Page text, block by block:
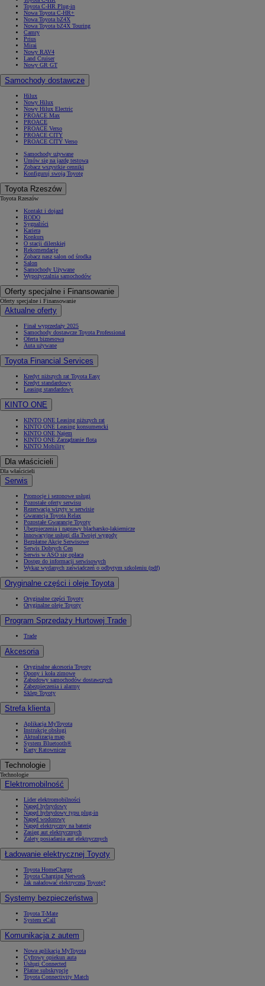
Toyota C-HR Plug-in
Nowa Toyota C-HR+
Nowa Toyota bZ4X
Nowa Toyota bZ4X Touring
Camry
Prius
Mirai
Nowy RAV4
Land Cruiser
Nowy GR GT
Samochody dostawcze
Hilux
Nowy Hilux
Nowy Hilux Electric
PROACE Max
PROACE
PROACE Verso
PROACE CITY
PROACE CITY Verso
Samochody używane
Umów się na jazdę testową
Zobacz wszystkie cenniki
Konfiguruj swoją Toyotę
Toyota Rzeszów
Toyota Rzeszów
Kontakt i dojazd
RODO
Sygnaliści
Kariera
Konkurs
O stacji dilerskiej
Rekomendacje
Zobacz nasz salon od środka
Salon
Samochody Używane
Wypożyczalnia samochodów
Oferty specjalne i Finansowanie
Oferty specjalne i Finansowanie
Aktualne oferty
Finał wyprzedaży 2025
Samochody dostawcze Toyota Professional
Oferta biznesowa
Auta używane
Toyota Financial Services
Kredyt niższych rat Toyota Easy
Kredyt standardowy
Leasing standardowy
KINTO ONE
KINTO ONE Leasing niższych rat
KINTO ONE Leasing konsumencki
KINTO ONE Najem
KINTO ONE Zarządzanie flotą
KINTO Mobility
Dla właścicieli
Dla właścicieli
Serwis
Promocje i sezonowe usługi
Pozostałe oferty serwisu
Rezerwacja wizyty w serwisie
Gwarancja Toyota Relax
Pozostałe Gwarancje Toyoty
Ubezpieczenia i naprawy blacharsko-lakiernicze
Innowacyjne usługi dla Twojej wygody
Bezpłatne Akcje Serwisowe
Serwis Dobrych Cen
Serwis w ASO się opłaca
Dostęp do informacji serwisowych
Wykaz wydanych zaświadczeń o odbytym szkoleniu (pdf)
Oryginalne części i oleje Toyota
Oryginalne części Toyoty
Oryginalne oleje Toyoty
Program Sprzedaży Hurtowej Trade
Trade
Akcesoria
Oryginalne akcesoria Toyoty
Opony i koła zimowe
Zabudowy samochodów dostawczych
Zabezpieczenia i alarmy
Sklep Toyoty
Strefa klienta
Aplikacja MyToyota
Instrukcje obsługi
Aktualizacja map
System Bluetooth®
Karty Ratownicze
Technologie
Technologie
Elektromobilność
Lider elektromobilności
Napęd hybrydowy
Napęd hybrydowy typu plug-in
Napęd wodorowy
Napęd elektryczny na baterię
Zasięg aut elektrycznych
Zalety posiadania aut elektrycznych
Ładowanie elektrycznej Toyoty
Toyota HomeCharge
Toyota Charging Network
Jak naładować elektryczną Toyotę?
Systemy bezpieczeństwa
Toyota T-Mate
System eCall
Komunikacja z autem
Nowa aplikacja MyToyota
Cyfrowy opiekun auta
Usługi Connected
Płatne subskrypcje
Toyota Connectivity Match